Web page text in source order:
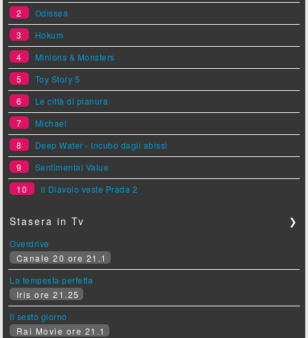
2
Odissea
3
Hokum
4
Minions & Monsters
5
Toy Story 5
6
Le città di pianura
7
Michael
8
Deep Water - Incubo dagli abissi
9
Sentimental Value
10
Il Diavolo veste Prada 2
Stasera in Tv ❯
Overdrive
Canale 20 ore 21.1
La tempesta perfetta
Iris ore 21.25
Il sesto giorno
Rai Movie ore 21.1